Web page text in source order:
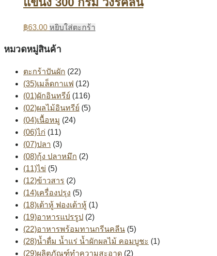
฿63.00 หยิบใส่ตะกร้า
หมวดหมู่สินค้า
ตะกร้าปันผัก (22)
(35)เมล็ดกาแฟ (12)
(01)ผักอินทรีย์ (116)
(02)ผลไม้อินทรีย์ (5)
(04)เนื้อหมู (24)
(06)ไก่ (11)
(07)ปลา (3)
(08)กุ้ง ปลาหมึก (2)
(11)ไข่ (5)
(12)ข้าวสาร (2)
(14)เครื่องปรุง (5)
(18)เต้าหู้ ฟองเต้าหู้ (1)
(19)อาหารแปรรูป (2)
(22)อาหารพร้อมทานกรีนคลีน (5)
(28)น้ำดื่ม น้ำแร่ น้ำผักผลไม้ คอมบูชะ (1)
(29)ผลิตภัณฑ์ทำความสะอาด (2)